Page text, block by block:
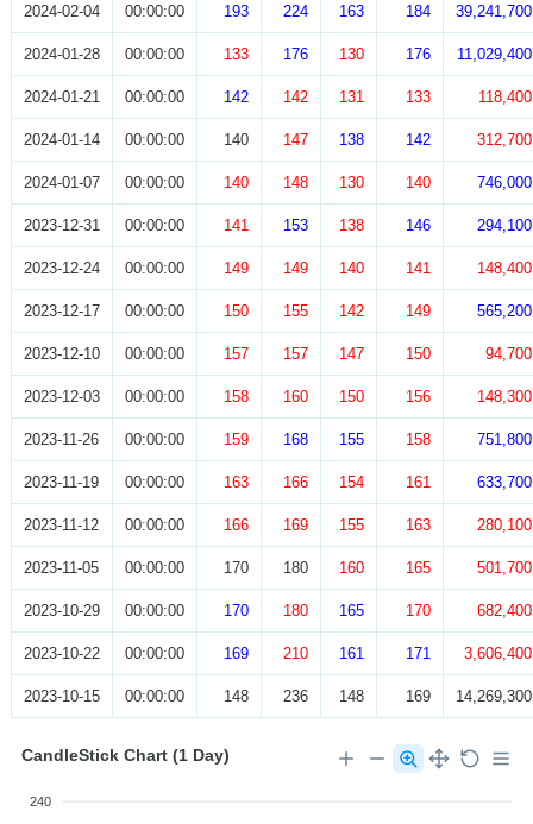
2024-02-04 00:00:00 193 224 163 184 39,241,700
2024-01-28 00:00:00 133 176 130 176 11,029,400
2024-01-21 00:00:00 142 142 131 133 118,400
2024-01-14 00:00:00 140 147 138 142 312,700
2024-01-07 00:00:00 140 148 130 140 746,000
2023-12-31 00:00:00 141 153 138 146 294,100
2023-12-24 00:00:00 149 149 140 141 148,400
2023-12-17 00:00:00 150 155 142 149 565,200
2023-12-10 00:00:00 157 157 147 150 94,700
2023-12-03 00:00:00 158 160 150 156 148,300
2023-11-26 00:00:00 159 168 155 158 751,800
2023-11-19 00:00:00 163 166 154 161 633,700
2023-11-12 00:00:00 166 169 155 163 280,100
2023-11-05 00:00:00 170 180 160 165 501,700
2023-10-29 00:00:00 170 180 165 170 682,400
2023-10-22 00:00:00 169 210 161 171 3,606,400
2023-10-15 00:00:00 148 236 148 169 14,269,300
CandleStick Chart (1 Day)
240